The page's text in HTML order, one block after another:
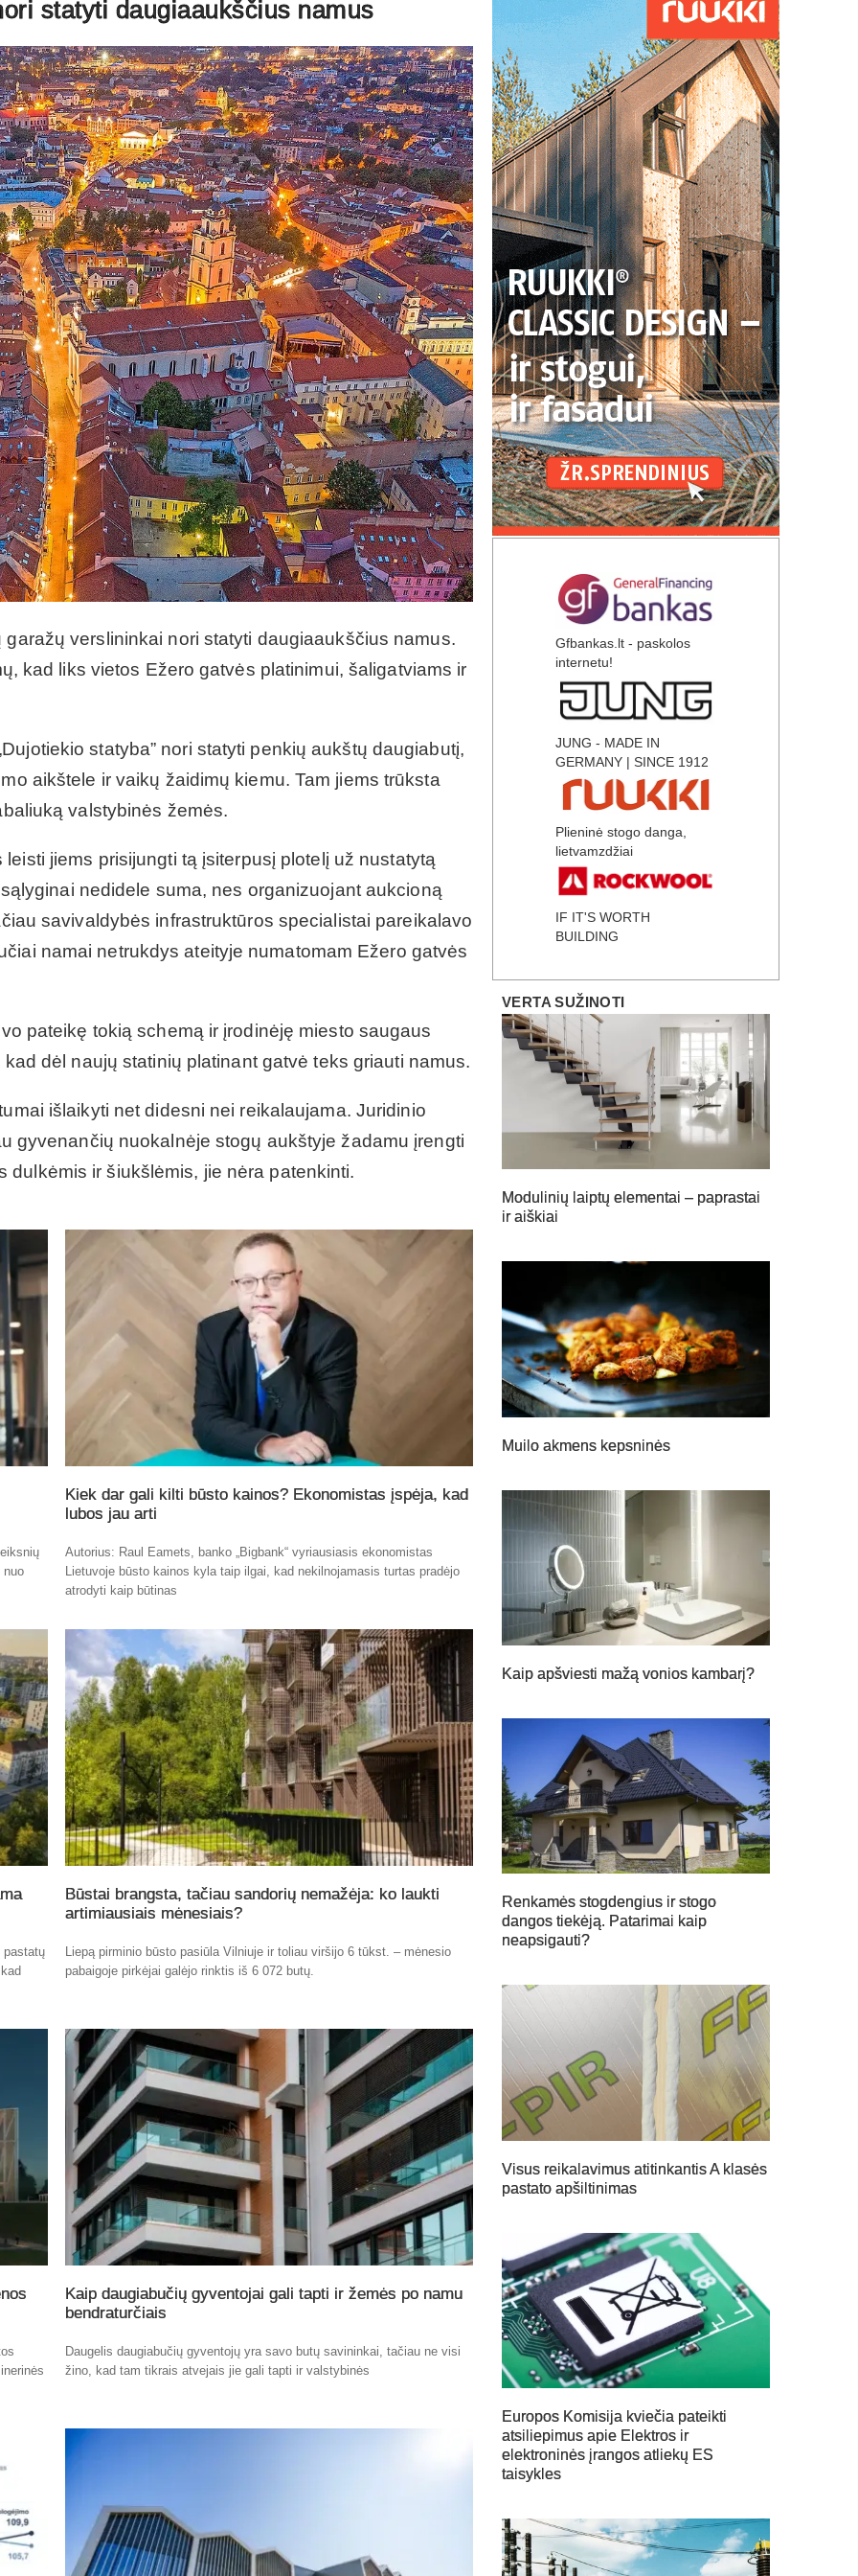
statyti daugiaaukščius namus
verslininkai nori statyti daugiaaukščius namus.
kad liks vietos Ežero gatvės platinimui, šaligatviams ir
statyba” nori statyti penkių aukštų daugiabutį,
aikštele ir vaikų žaidimų kiemu. Tam jiems trūksta
valstybinės žemės.
jiems prisijungti tą įsiterpusį plotelį už nustatytą
nedidele suma, nes organizuojant aukcioną
savivaldybės infrastruktūros specialistai pareikalavo
namai netrukdys ateityje numatomam Ežero gatvės
pateikę tokią schemą ir įrodinėję miesto saugaus
dėl naujų statinių platinant gatvė teks griauti namus.
išlaikyti net didesni nei reikalaujama. Juridinio
gyvenančių nuokalnėje stogų aukštyje žadamu įrengti
ir šiukšlėmis, jie nėra patenkinti.
nuo
Kiek dar gali kilti būsto kainos? Ekonomistas įspėja, kad
lubos jau arti
Autorius: Raul Eamets, banko „Bigbank“ vyriausiasis ekonomistas
Lietuvoje būsto kainos kyla taip ilgai, kad nekilnojamasis turtas pradėjo
atrodyti kaip būtinas
pastatų
Būstai brangsta, tačiau sandorių nemažėja: ko laukti
artimiausiais mėnesiais?
Liepą pirminio būsto pasiūla Vilniuje ir toliau viršijo 6 tūkst. – mėnesio
pabaigoje pirkėjai galėjo rinktis iš 6 072 butų.
Kaip daugiabučių gyventojai gali tapti ir žemės po namu
bendraturčiais
Daugelis daugiabučių gyventojų yra savo butų savininkai, tačiau ne visi
žino, kad tam tikrais atvejais jie gali tapti ir valstybinės
Gfbankas.lt - paskolos
internetu!
JUNG - MADE IN
GERMANY | SINCE 1912
Plieninė stogo danga,
lietvamzdžiai
IF IT'S WORTH
BUILDING
VERTA SUŽINOTI
Modulinių laiptų elementai – paprastai
ir aiškiai
Muilo akmens kepsninės
Kaip apšviesti mažą vonios kambarį?
Renkamės stogdengius ir stogo
dangos tiekėją. Patarimai kaip
neapsigauti?
Visus reikalavimus atitinkantis A klasės
pastato apšiltinimas
Europos Komisija kviečia pateikti
atsiliepimus apie Elektros ir
elektroninės įrangos atliekų ES
taisykles